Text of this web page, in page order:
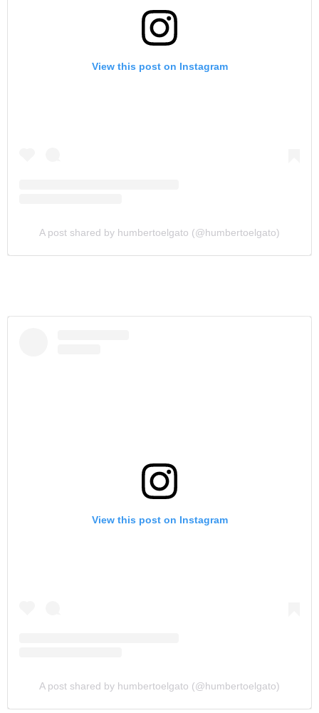
View this post on Instagram
A post shared by humbertoelgato (@humbertoelgato)
View this post on Instagram
A post shared by humbertoelgato (@humbertoelgato)